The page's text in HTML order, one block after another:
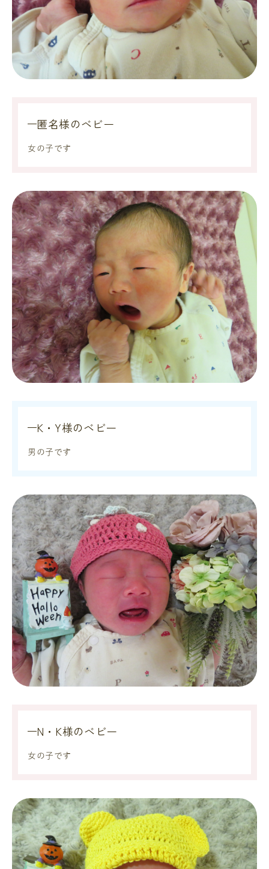
匿名様のベビー
女の子です
K・Y様のベビー
男の子です
N・K様のベビー
女の子です